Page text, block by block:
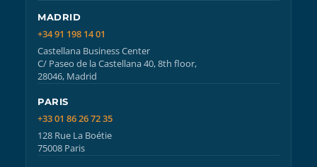
MADRID
+34 91 198 14 01
Castellana Business Center
C/ Paseo de la Castellana 40, 8th floor,
28046, Madrid
PARIS
+33 01 86 26 72 35
128 Rue La Boétie
75008 Paris